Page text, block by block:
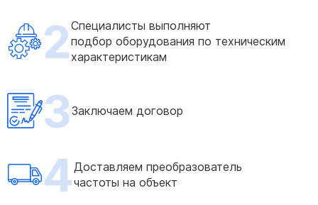
2Специалисты выполняют
подбор оборудования по техническим
характеристикам
3Заключаем договор
4Доставляем преобразователь
частоты на объект